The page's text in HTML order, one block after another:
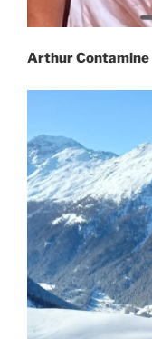
Arthur Contamine